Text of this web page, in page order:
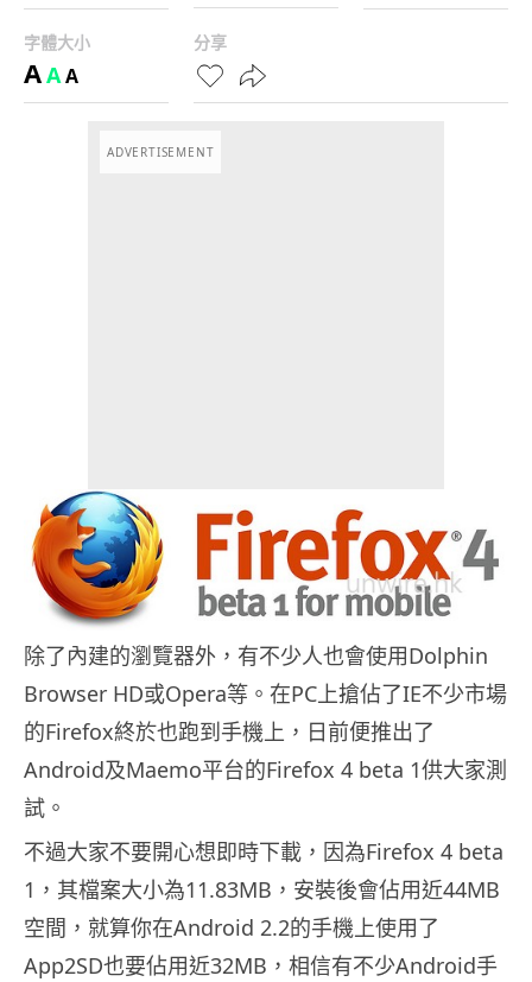
字體大小
AAA
分享
ADVERTISEMENT
除了內建的瀏覽器外，有不少人也會使用Dolphin
Browser HD或Opera等。在PC上搶佔了IE不少市場
的Firefox終於也跑到手機上，日前便推出了
Android及Maemo平台的Firefox 4 beta 1供大家測
試。
不過大家不要開心想即時下載，因為Firefox 4 beta
1，其檔案大小為11.83MB，安裝後會佔用近44MB
空間，就算你在Android 2.2的手機上使用了
App2SD也要佔用近32MB，相信有不少Android手